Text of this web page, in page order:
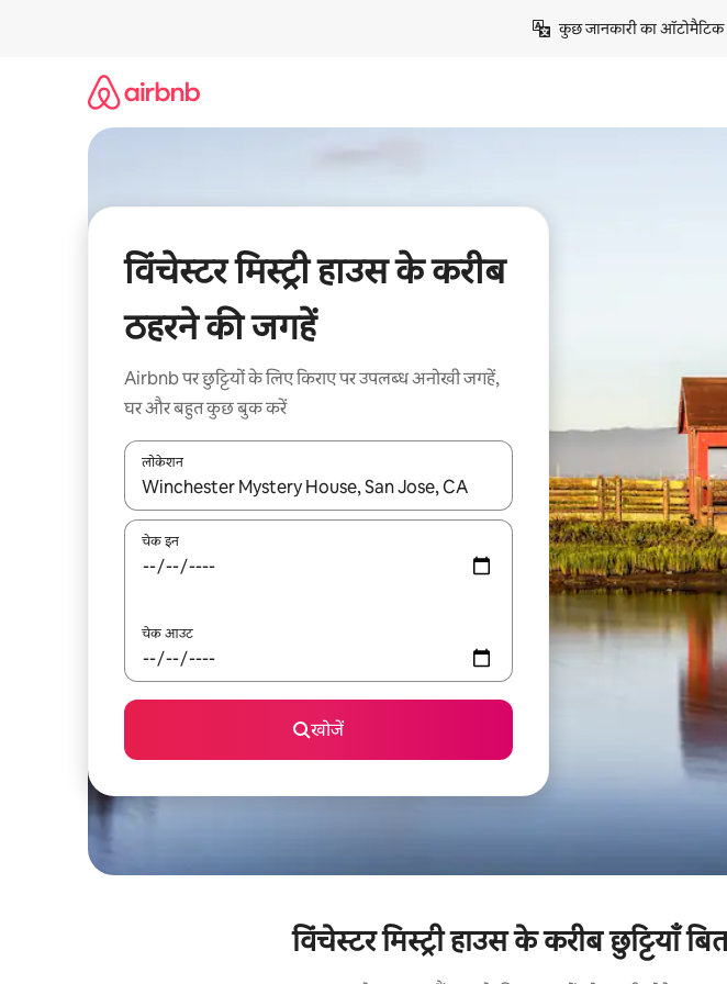
कुछ जानकारी का ऑटोमैटिक
विंचेस्टर मिस्ट्री हाउस के करीब
ठहरने की जगहें
Airbnb पर छुट्टियों के लिए किराए पर उपलब्ध अनोखी जगहें,
घर और बहुत कुछ बुक करें
लोकेशन
नतीजों के उपलब्ध होने पर, अप और डाउन 'ऐरो की' का इस्तेमाल करके नेविगेट करें या टच या फिर
चेक इन
चेक आउट
खोजें
विंचेस्टर मिस्ट्री हाउस के करीब छुट्टियाँ